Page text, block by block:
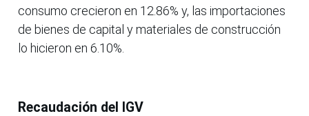
consumo crecieron en 12.86% y, las importaciones
de bienes de capital y materiales de construcción
lo hicieron en 6.10%.
Recaudación del IGV